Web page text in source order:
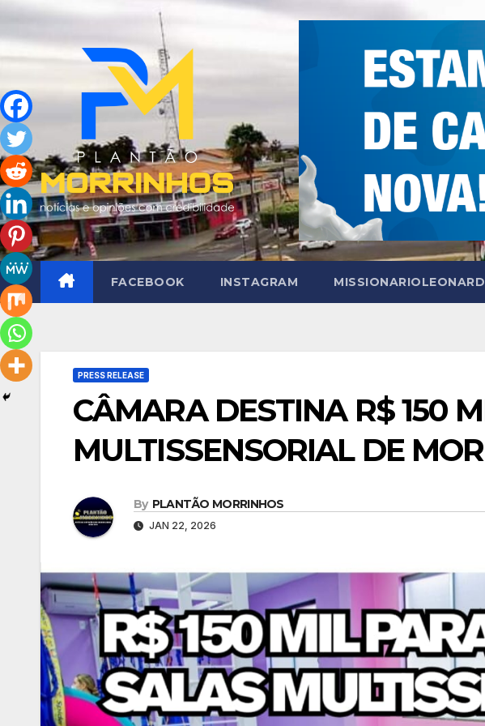
Skip
to
content
FACEBOOK INSTAGRAM
PRESS RELEASE
CÂMARA DESTINA R$ 150
MULTISSENSORIAL DE
By PLANTÃO MORRINHOS
JAN 22, 2026